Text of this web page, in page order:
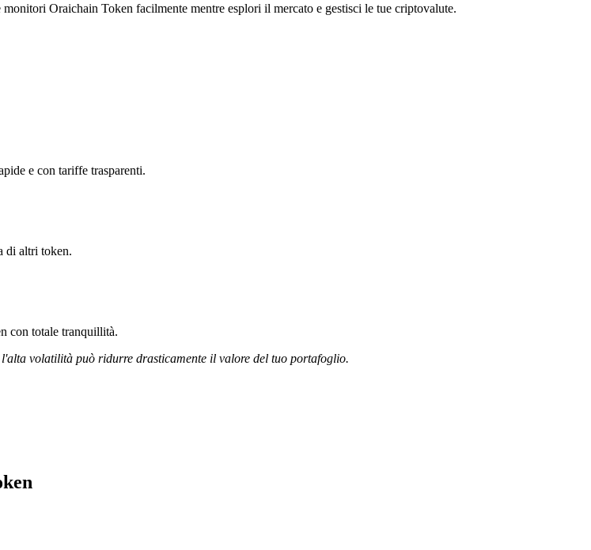
Oraichain Token facilmente mentre esplori il mercato e gestisci le tue criptovalute.
e con tariffe trasparenti.
di altri token.
con totale tranquillità.
volatilità può ridurre drasticamente il valore del tuo portafoglio.